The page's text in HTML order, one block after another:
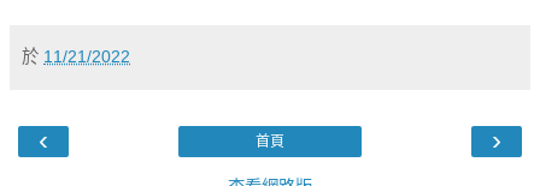
於 11/21/2022
‹ ›
首頁